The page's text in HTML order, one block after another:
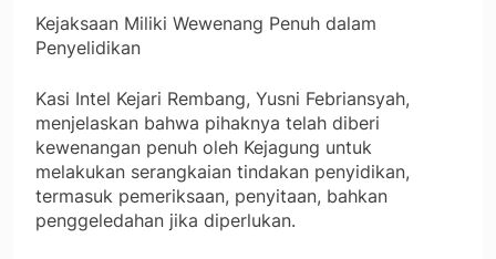
Kejaksaan Miliki Wewenang Penuh dalam
Penyelidikan
Kasi Intel Kejari Rembang, Yusni Febriansyah,
menjelaskan bahwa pihaknya telah diberi
kewenangan penuh oleh Kejagung untuk
melakukan serangkaian tindakan penyidikan,
termasuk pemeriksaan, penyitaan, bahkan
penggeledahan jika diperlukan.